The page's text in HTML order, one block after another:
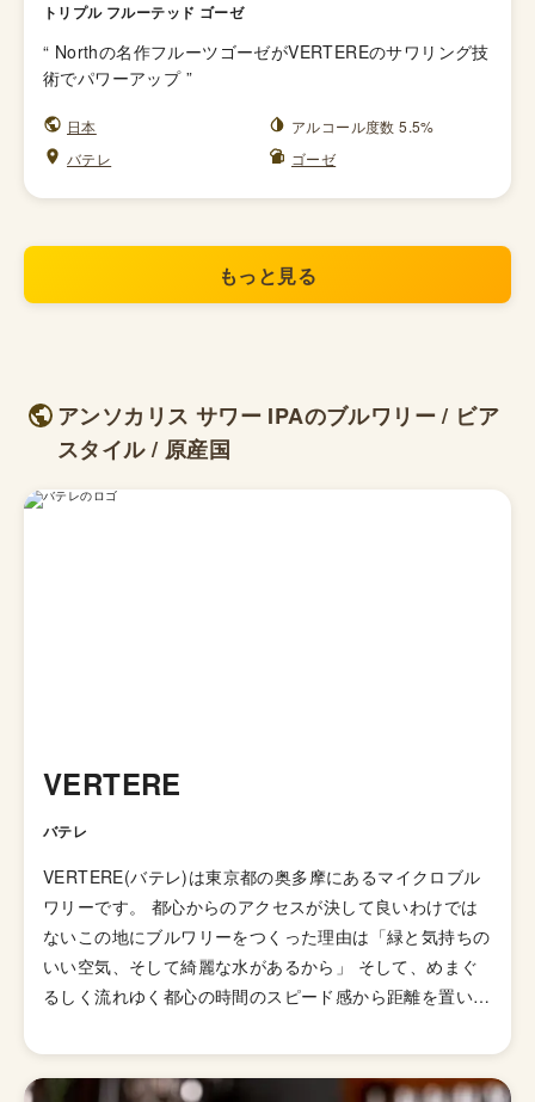
トリプル フルーテッド ゴーゼ
“ Northの名作フルーツゴーゼがVERTEREのサワリング技
術でパワーアップ”
日本
アルコール度数 5.5%
バテレ
ゴーゼ
もっと見る
アンソカリス サワー IPAのブルワリー / ビア
スタイル / 原産国
VERTERE
バテレ
VERTERE(バテレ)は東京都の奥多摩にあるマイクロブル
ワリーです。 都心からのアクセスが決して良いわけでは
ないこの地にブルワリーをつくった理由は「緑と気持ちの
いい空気、そして綺麗な水があるから」 そして、めまぐ
るしく流れゆく都心の時間のスピード感から距離を置い
の地を選んだとのこと。 VERTEREのビールづくりのテー
マは「誰とどこでどうやって飲むか」 より気持ちのいい